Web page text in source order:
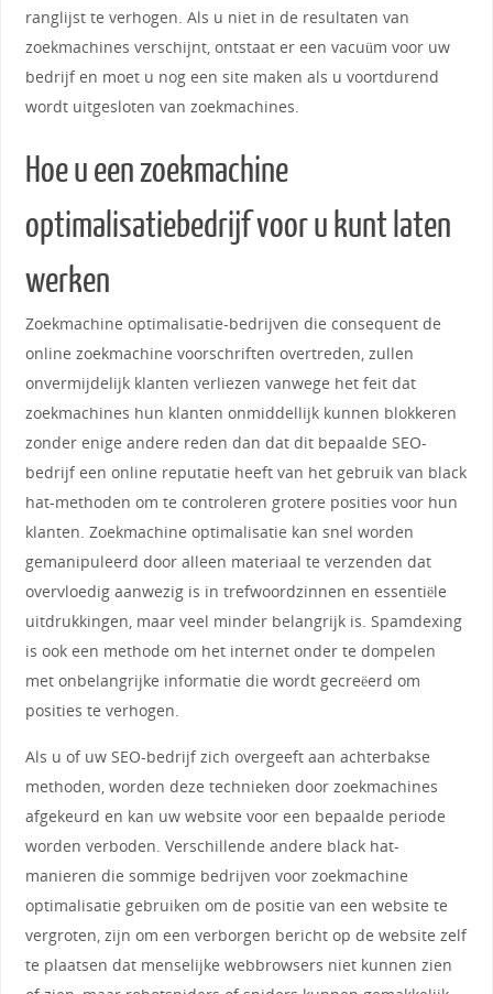
ranglijst te verhogen. Als u niet in de resultaten van
zoekmachines verschijnt, ontstaat er een vacuüm voor uw
bedrijf en moet u nog een site maken als u voortdurend
wordt uitgesloten van zoekmachines.
Hoe u een zoekmachine
optimalisatiebedrijf voor u kunt laten
werken
Zoekmachine optimalisatie-bedrijven die consequent de
online zoekmachine voorschriften overtreden, zullen
onvermijdelijk klanten verliezen vanwege het feit dat
zoekmachines hun klanten onmiddellijk kunnen blokkeren
zonder enige andere reden dan dat dit bepaalde SEO-
bedrijf een online reputatie heeft van het gebruik van black
hat-methoden om te controleren grotere posities voor hun
klanten. Zoekmachine optimalisatie kan snel worden
gemanipuleerd door alleen materiaal te verzenden dat
overvloedig aanwezig is in trefwoordzinnen en essentiële
uitdrukkingen, maar veel minder belangrijk is. Spamdexing
is ook een methode om het internet onder te dompelen
met onbelangrijke informatie die wordt gecreëerd om
posities te verhogen.
Als u of uw SEO-bedrijf zich overgeeft aan achterbakse
methoden, worden deze technieken door zoekmachines
afgekeurd en kan uw website voor een bepaalde periode
worden verboden. Verschillende andere black hat-
manieren die sommige bedrijven voor zoekmachine
optimalisatie gebruiken om de positie van een website te
vergroten, zijn om een ​​verborgen bericht op de website zelf
te plaatsen dat menselijke webbrowsers niet kunnen zien